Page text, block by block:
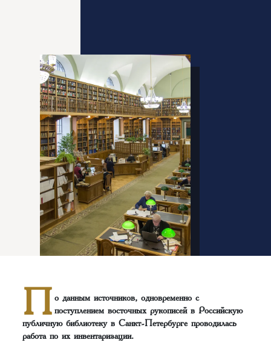
П о данным источников, одновременно с
поступлением восточных рукописей в Российскую
публичную библиотеку в Санкт-Петербурге проводилась
работа по их инвентаризации.